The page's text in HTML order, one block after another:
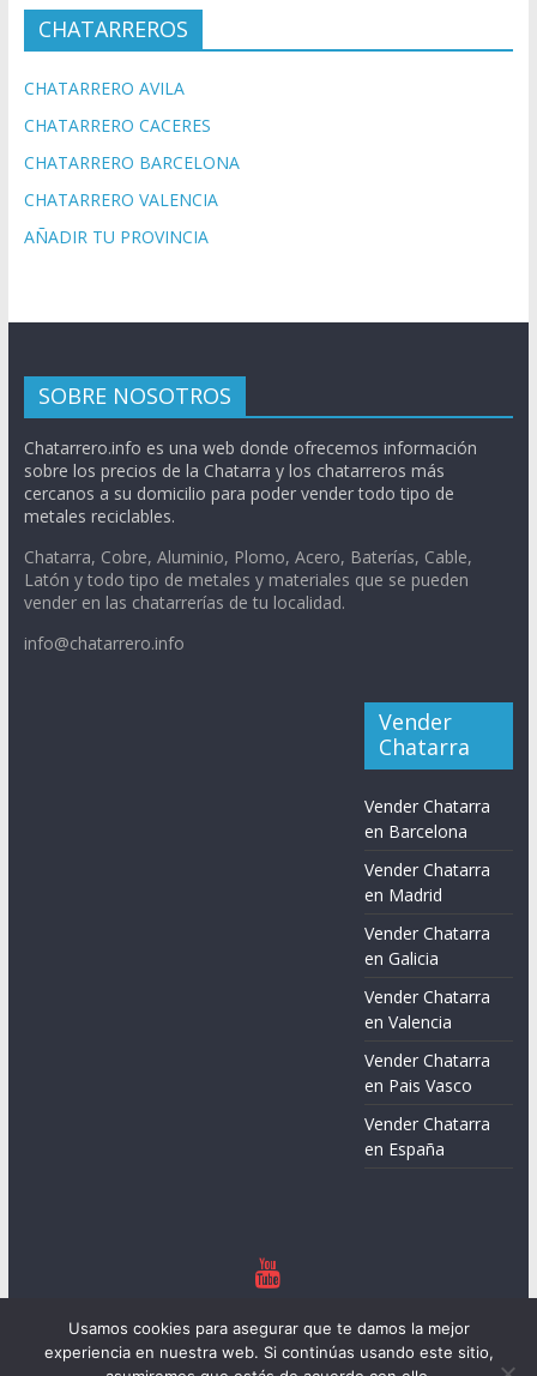
CHATARREROS
CHATARRERO AVILA
CHATARRERO CACERES
CHATARRERO BARCELONA
CHATARRERO VALENCIA
AÑADIR TU PROVINCIA
SOBRE NOSOTROS
Chatarrero.info es una web donde ofrecemos información
sobre los precios de la Chatarra y los chatarreros más
cercanos a su domicilio para poder vender todo tipo de
metales reciclables.
Chatarra, Cobre, Aluminio, Plomo, Acero, Baterías, Cable,
Latón y todo tipo de metales y materiales que se pueden
vender en las chatarrerías de tu localidad.
info@chatarrero.info
Vender
Chatarra
Vender Chatarra
en Barcelona
Vender Chatarra
en Madrid
Vender Chatarra
en Galicia
Vender Chatarra
en Valencia
Vender Chatarra
en Pais Vasco
Vender Chatarra
en España
derechos reservados.
Tema:ColorMagpor ThemeGrill. Funciona conWordPress
Usamos cookies para asegurar que te damos la mejor
experiencia en nuestra web. Si continúas usando este sitio,